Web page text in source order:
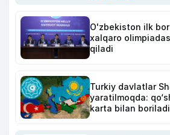
O'zbekiston ilk
xalqaro
qiladi
Turkiy davlatlar
yaratilmoqda:
karta bilan boriladi